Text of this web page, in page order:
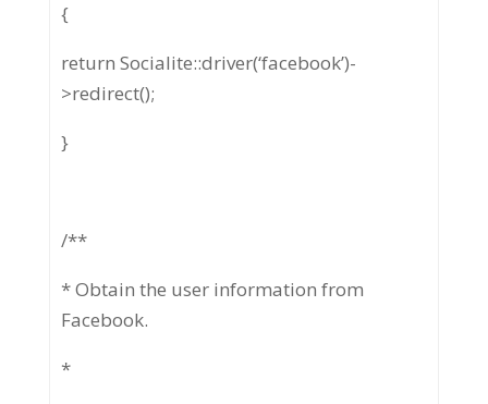
{
return Socialite::driver(‘facebook’)-
>redirect();
}
/**
* Obtain the user information from
Facebook.
*